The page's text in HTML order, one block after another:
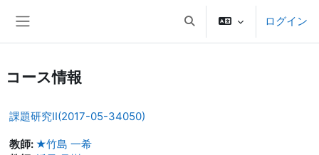
検索入力に切り替えるログイン
コース情報
課題研究II(2017-05-34050)
教師: ★竹島 一希